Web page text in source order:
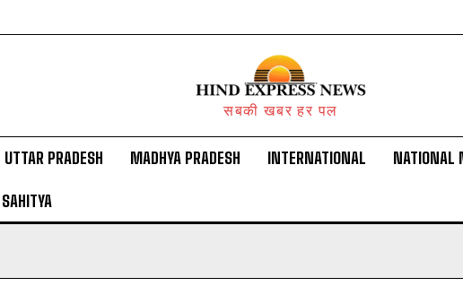
सबकी खबर हर पल
UTTAR PRADESH MADHYA PRADESH INTERNATIONAL NATIONAL
SAHITYA